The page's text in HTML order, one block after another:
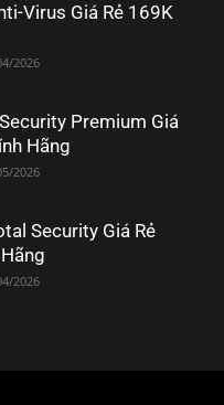
Virus Giá Rẻ 169K
2026
Premium Giá
Hãng
2026
Security Giá Rẻ
2026